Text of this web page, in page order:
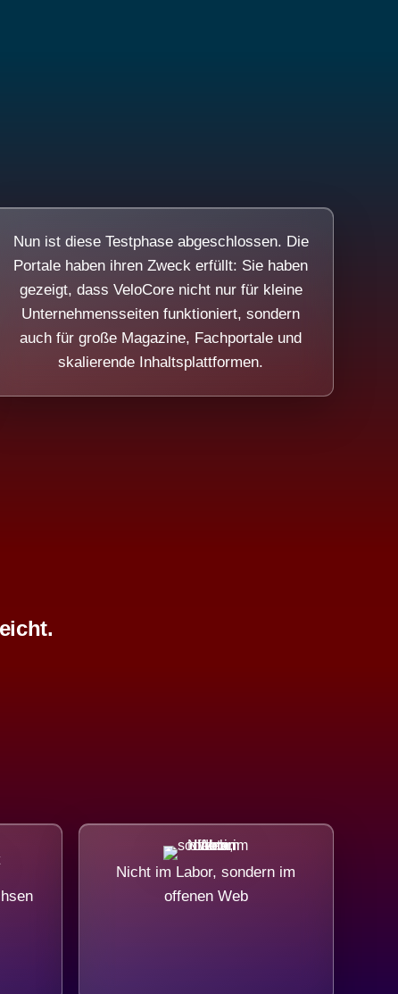
Nun ist diese Testphase abgeschlossen. Die
Portale haben ihren Zweck erfüllt: Sie haben
gezeigt, dass VeloCore nicht nur für kleine
Unternehmensseiten funktioniert, sondern
auch für große Magazine, Fachportale und
skalierende Inhaltsplattformen.
Nicht im Labor, sondern im
offenen Web